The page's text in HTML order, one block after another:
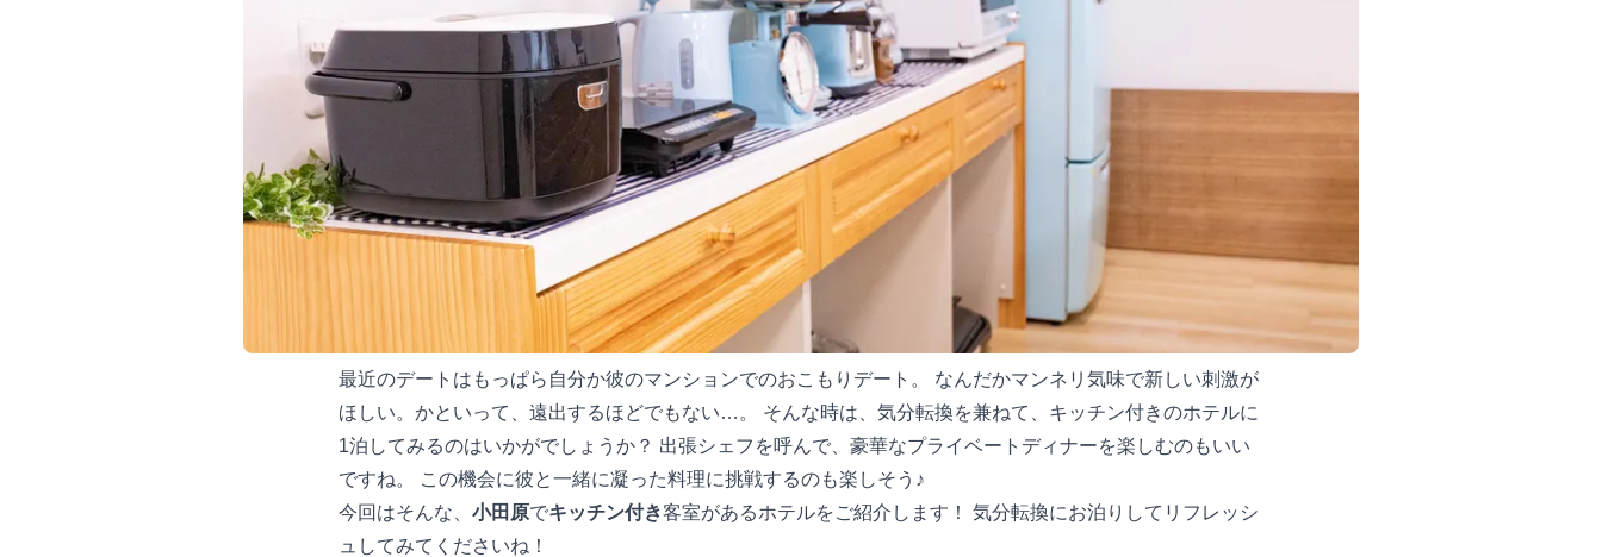
最近のデートはもっぱら自分か彼のマンションでのおこもりデート。 なんだかマンネリ気味で新しい刺激が
ほしい。かといって、遠出するほどでもない…。 そんな時は、気分転換を兼ねて、キッチン付きのホテルに
1泊してみるのはいかがでしょうか？ 出張シェフを呼んで、豪華なプライベートディナーを楽しむのもいい
ですね。 この機会に彼と一緒に凝った料理に挑戦するのも楽しそう♪
今回はそんな、 小田原でキッチン付き客室があるホテルをご紹介します！ 気分転換にお泊りしてリフレッシ
ュしてみてくださいね！